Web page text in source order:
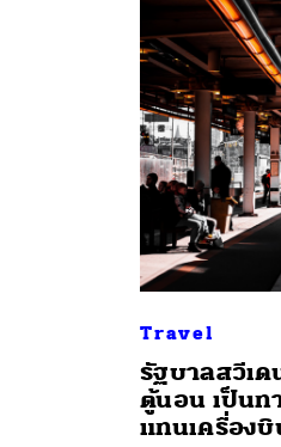
Travel
รัฐบาลสวีเด
ตู้นอน เป็นท
แทนเครื่อง